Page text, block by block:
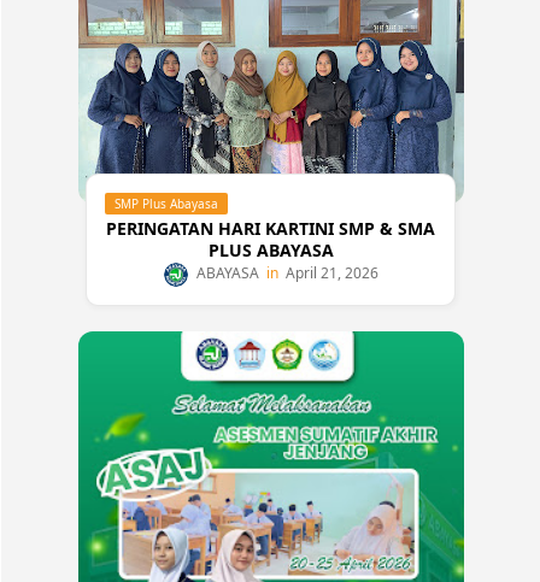
SMP Plus Abayasa
PERINGATAN HARI KARTINI SMP & SMA
PLUS ABAYASA
ABAYASA April 21, 2026